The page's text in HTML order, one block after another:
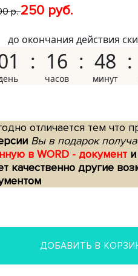
р.250 руб.
до окончания действия
16 48
отличается тем что
Вы в подарок
в WORD - документ
качественно другие
ДОБАВИТЬ В